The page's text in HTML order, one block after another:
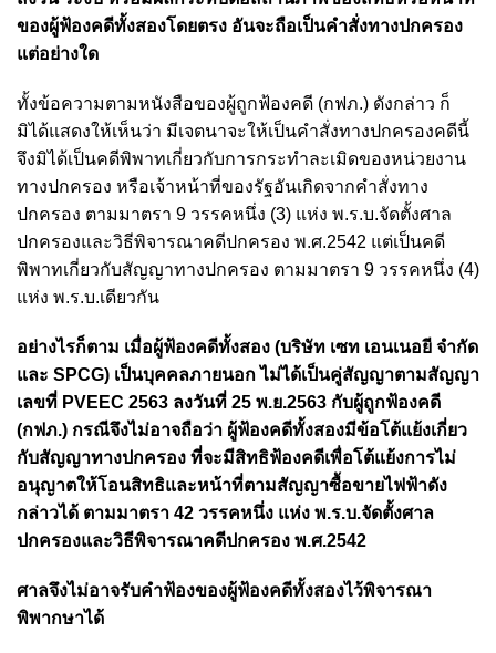
ของผู้ฟ้องคดีทั้งสองโดยตรง อันจะถือเป็นคำสั่งทางปกครอง
แต่อย่างใด
ทั้งข้อความตามหนังสือของผู้ถูกฟ้องคดี (กฟภ.) ดังกล่าว ก็
มิได้แสดงให้เห็นว่า มีเจตนาจะให้เป็นคำสั่งทางปกครองคดีนี้
จึงมิได้เป็นคดีพิพาทเกี่ยวกับการกระทำละเมิดของหน่วยงาน
ทางปกครอง หรือเจ้าหน้าที่ของรัฐอันเกิดจากคำสั่งทาง
ปกครอง ตามมาตรา 9 วรรคหนึ่ง (3) แห่ง พ.ร.บ.จัดตั้งศาล
ปกครองและวิธีพิจารณาคดีปกครอง พ.ศ.2542 แต่เป็นคดี
พิพาทเกี่ยวกับสัญญาทางปกครอง ตามมาตรา 9 วรรคหนึ่ง (4)
แห่ง พ.ร.บ.เดียวกัน
อย่างไรก็ตาม เมื่อผู้ฟ้องคดีทั้งสอง (บริษัท เซท เอนเนอยี จำกัด
และ SPCG) เป็นบุคคลภายนอก ไม่ได้เป็นคู่สัญญาตามสัญญา
เลขที่ PVEEC 2563 ลงวันที่ 25 พ.ย.2563 กับผู้ถูกฟ้องคดี
(กฟภ.) กรณีจึงไม่อาจถือว่า ผู้ฟ้องคดีทั้งสองมีข้อโต้แย้งเกี่ยว
กับสัญญาทางปกครอง ที่จะมีสิทธิฟ้องคดีเพื่อโต้แย้งการไม่
อนุญาตให้โอนสิทธิและหน้าที่ตามสัญญาซื้อขายไฟฟ้าดัง
กล่าวได้ ตามมาตรา 42 วรรคหนึ่ง แห่ง พ.ร.บ.จัดตั้งศาล
ปกครองและวิธีพิจารณาคดีปกครอง พ.ศ.2542
ศาลจึงไม่อาจรับคำฟ้องของผู้ฟ้องคดีทั้งสองไว้พิจารณา
พิพากษาได้